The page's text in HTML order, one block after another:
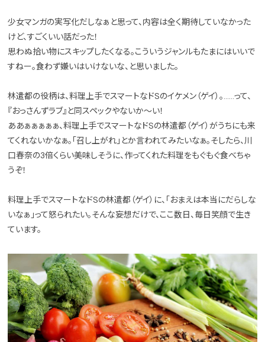
少女マンガの実写化だしなぁと思って、内容は全く期待していなかった
けど、すごくいい話だった！
思わぬ拾い物にスキップしたくなる。こういうジャンルもたまにはいいで
すねー。食わず嫌いはいけないな、と思いました。
林遣都の役柄は、料理上手でスマートなドSのイケメン（ゲイ）。……って、
『おっさんずラブ』と同スペックやないか～い！
ああぁぁぁぁぁ、料理上手でスマートなドSの林遣都（ゲイ）がうちにも来
てくれないかなぁ。「召し上がれ」とか言われてみたいなぁ。そしたら、川
口春奈の3倍くらい美味しそうに、作ってくれた料理をもぐもぐ食べちゃ
うぞ！
料理上手でスマートなドSの林遣都（ゲイ）に、「おまえは本当にだらしな
いなぁ」って怒られたい。そんな妄想だけで、ここ数日、毎日笑顔で生き
ています。